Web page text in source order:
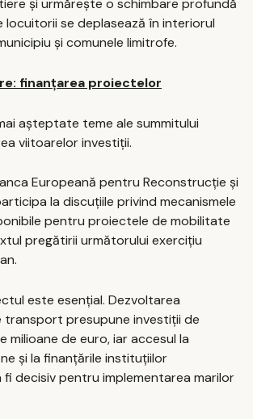
și urmărește o schimbare profundă
locuitorii se deplasează în interiorul
și comunele limitrofe.
finanțarea proiectelor
așteptate teme ale summitului
viitoarelor investiții.
Europeană pentru Reconstrucție și
la discuțiile privind mecanismele
pentru proiectele de mobilitate
pregătirii următorului exercițiu
este esențial. Dezvoltarea
presupune investiții de
milioane de euro, iar accesul la
și la finanțările instituțiilor
decisiv pentru implementarea marilor